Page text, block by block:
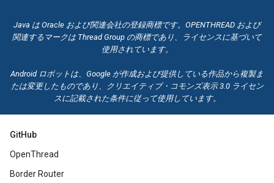
Java は Oracle および関連会社の登録商標です。OPENTHREAD および
関連するマークは Thread Group の商標であり、ライセンスに基づいて
使用されています。
Android ロボットは、Google が作成および提供している作品から複製ま
たは変更したものであり、
クリエイティブ・コモンズ表示 3.0 ライセン
スに記載された条件に従って使用しています。
GitHub
OpenThread
Border Router